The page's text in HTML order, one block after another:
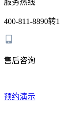
400-811-8890转1
售后咨询
预约演示